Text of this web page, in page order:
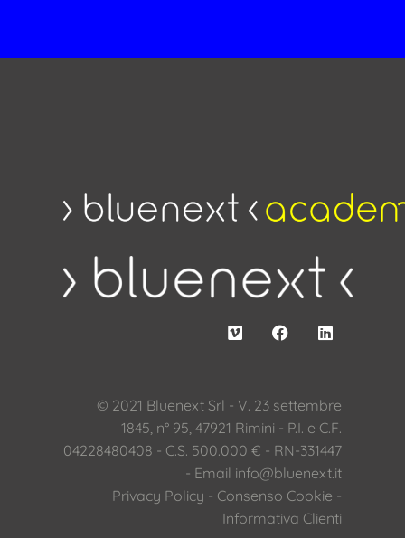
© 2021 Bluenext Srl - V. 23 settembre
1845, n° 95, 47921 Rimini - P.I. e C.F.
04228480408 - C.S. 500.000 € - RN-331447
- Email info@bluenext.it
Privacy Policy - Consenso Cookie -
Informativa Clienti